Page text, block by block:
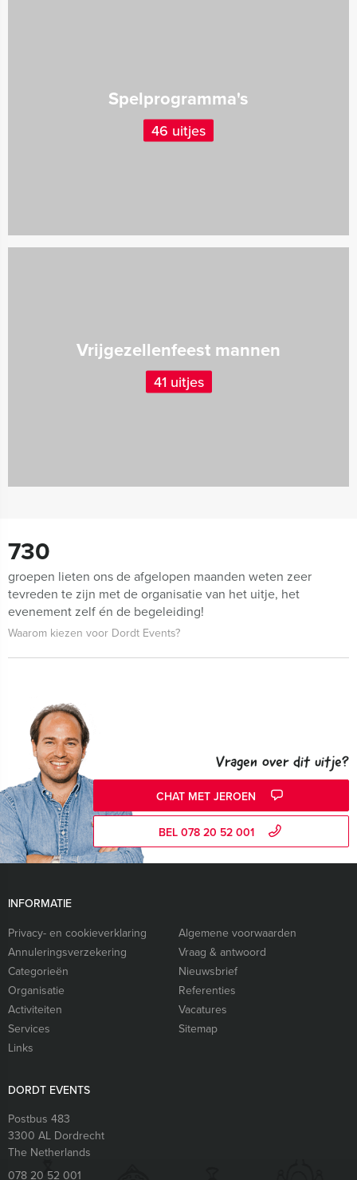
Spelprogramma's
46 uitjes
Vrijgezellenfeest mannen
41 uitjes
730
groepen lieten ons de afgelopen maanden weten zeer
tevreden te zijn met de organisatie van het uitje, het
evenement zelf én de begeleiding!
Waarom kiezen voor Dordt Events?
Vragen over dit uitje?
CHAT MET JEROEN
BEL 078 20 52 001
INFORMATIE
Privacy- en cookieverklaring
Algemene voorwaarden
Annuleringsverzekering
Vraag & antwoord
Categorieën
Nieuwsbrief
Organisatie
Referenties
Activiteiten
Vacatures
Services
Sitemap
Links
DORDT EVENTS
Postbus 483
3300 AL Dordrecht
The Netherlands
078 20 52 001